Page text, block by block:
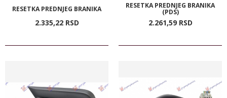
RESETKA PREDNJEG BRANIKA
2.335,22 RSD
RESETKA PREDNJEG BRANIKA
(PDS)
2.261,59 RSD